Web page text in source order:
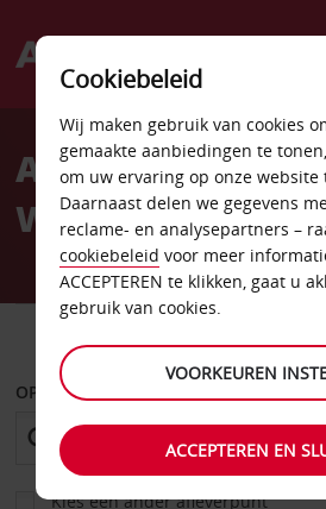
Welcome
AvisAutoverhuur
Woodlands
OPHALEN OP
Kies een ander afleverpunt
Cookiebeleid
Wij maken gebruik van cookies
gemaakte aanbiedingen te
om uw ervaring op onze website
Daarnaast delen we gegevens
reclame- en analysepartners –
cookiebeleid voor meer
ACCEPTEREN te klikken, gaat u
gebruik van cookies.
VOORKEUREN
ACCEPTEREN EN